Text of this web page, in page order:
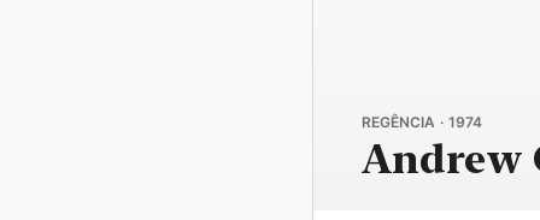
REGÊNCIA · 1974
Andrew